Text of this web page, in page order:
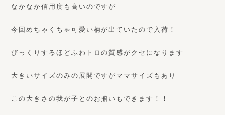
なかなか信用度も高いのですが
今回めちゃくちゃ可愛い柄が出ていたので入荷！
びっくりするほどふわトロの質感がクセになります
大きいサイズのみの展開ですがママサイズもあり
この大きさの我が子とのお揃いもできます！！